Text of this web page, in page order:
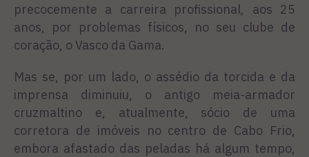
precocemente a carreira profissional, aos 25
anos, por problemas físicos, no seu clube de
coração, o Vasco da Gama.
Mas se, por um lado, o assédio da torcida e da
imprensa diminuiu, o antigo meia-armador
cruzmaltino e, atualmente, sócio de uma
corretora de imóveis no centro de Cabo Frio,
embora afastado das peladas há algum tempo,